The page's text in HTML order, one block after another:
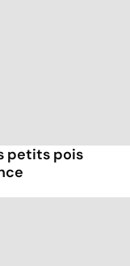
petits pois